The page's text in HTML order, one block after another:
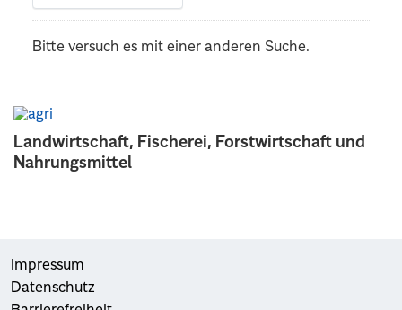
Landwirtschaft, Fischerei, Forstwirtschaft und
Nahrungsmittel
Bitte versuch es mit einer anderen Suche.
Impressum
Datenschutz